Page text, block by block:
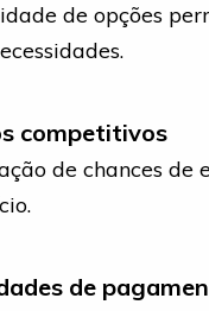
de opções
competitivos
de chances de
de